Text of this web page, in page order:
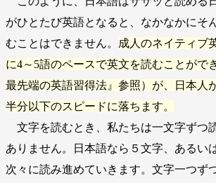
がひとたび英語となると、なかなかにそ
むことはできません。
成人のネイティブ
に4～5語のペースで英文を読むことがで
最先端の英語習得法』参照）が、日本人
半分以下のスピードに落ちます。
文字を読むとき、私たちは一文字ずつ
ありません。日本語なら５文字、あるい
次々に読み進めていきます。文字一つず